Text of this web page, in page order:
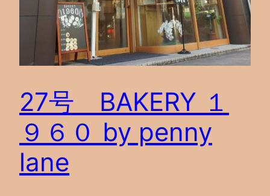
27号 BAKERY １
９６０ by penny
lane